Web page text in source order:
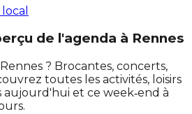
de l'agenda à Rennes
? Brocantes, concerts,
toutes les activités, loisirs
et ce week‑end à